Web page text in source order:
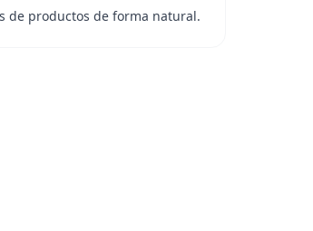
de productos de forma natural.